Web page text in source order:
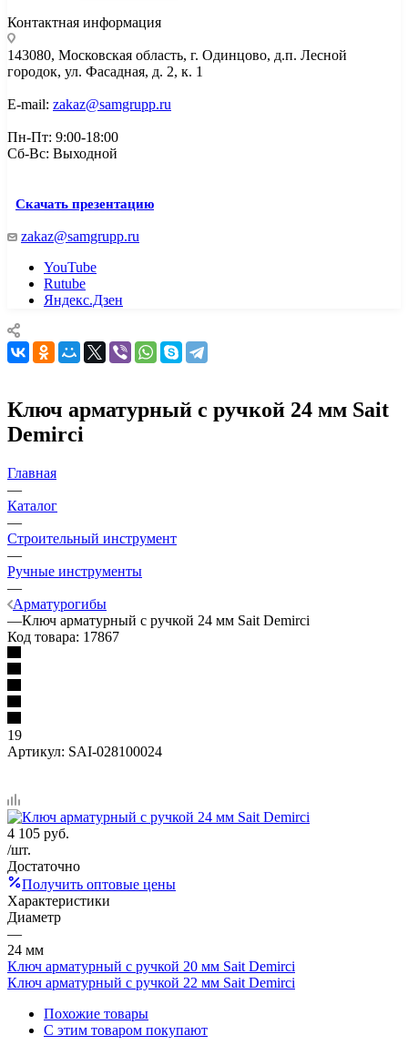
Контактная информация
143080, Mосковская область, г. Одинцово, д.п. Лесной
городок, ул. Фасадная, д. 2, к. 1
E-mail: zakaz@samgrupp.ru
Пн-Пт: 9:00-18:00
Сб-Вс: Выходной
Скачать презентацию
zakaz@samgrupp.ru
YouTube
Rutube
Яндекс.Дзен
Ключ арматурный с ручкой 24 мм Sait
Demirci
Главная
—
Каталог
—
Строительный инструмент
—
Ручные инструменты
—
Арматурогибы
—Ключ арматурный с ручкой 24 мм Sait Demirci
Код товара: 17867
19
Артикул: SAI-028100024
4 105 руб.
/шт.
Достаточно
Получить оптовые цены
Характеристики
Диаметр
—
24 мм
Ключ арматурный с ручкой 20 мм Sait Demirci
Ключ арматурный с ручкой 22 мм Sait Demirci
Похожие товары
С этим товаром покупают